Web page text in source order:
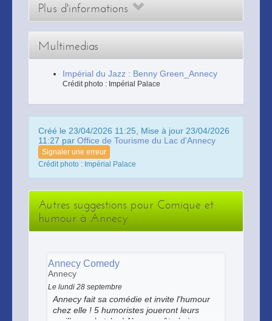
Plus d'informations
Multimedias
Impérial du Jazz : Benny Green_Annecy
Crédit photo : Impérial Palace
Créé le 23/04/2026 11:25, Mise à jour 23/04/2026
11:27 par Office de Tourisme du Lac d'Annecy
Signaler une erreur
Crédit photo : Impérial Palace
Autres suggestions pour Comique et
humour à Annecy
Annecy Comedy
Annecy
Le lundi 28 septembre
Annecy fait sa comédie et invite l'humour
chez elle ! 5 humoristes joueront leurs